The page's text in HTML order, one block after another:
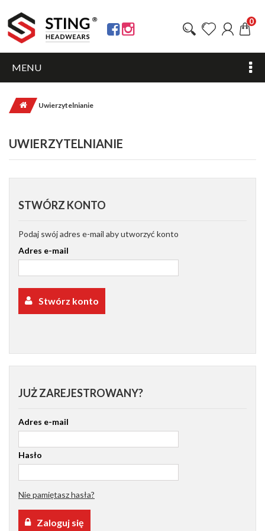
0
MENU
Uwierzytelnianie
UWIERZYTELNIANIE
STWÓRZ KONTO
Podaj swój adres e-mail aby utworzyć konto
Adres e-mail
Stwórz konto
JUŻ ZAREJESTROWANY?
Adres e-mail
Hasło
Nie pamiętasz hasła?
Zaloguj się